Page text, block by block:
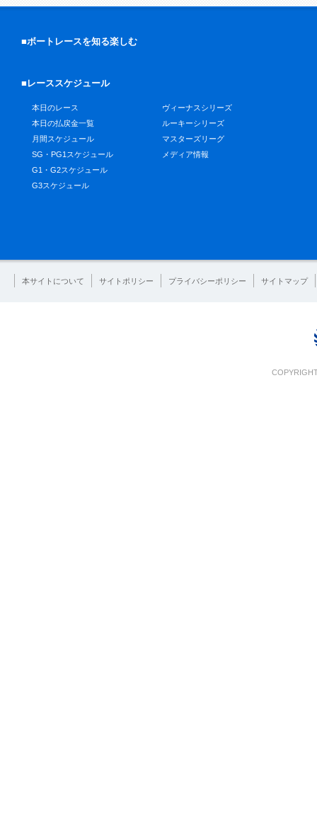
■ボートレースを知る楽しむ
■レーススケジュール
本日のレース
本日の払戻金一覧
月間スケジュール
SG・PG1スケジュール
G1・G2スケジュール
G3スケジュール
ヴィーナスシリーズ
ルーキーシリーズ
マスターズリーグ
メディア情報
本サイトについて サイトポリシー プライバシーポリシー サイトマップ